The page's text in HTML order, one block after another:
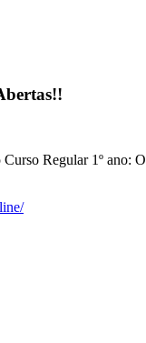
Regular 1º ano: O